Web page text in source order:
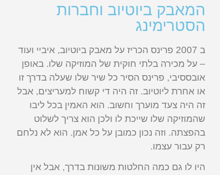
המאבק ביוטיוב וחברות
הסטרימינג
ב 2007 פרינס הכריז על מאבק ביוטיוב, איביי ועוד
– על מכירה בלתי חוקית של המוזיקה שלו. באופן
אובססיבי, פרינס הסיר כל שיר שלו שעלה בדרך זו
או אחרת ליוטיוב. זה היה די קשוח למעריצים, אבל
זה היה צעד מוערך וחשוב. הוא האמין בכל ליבו
שהמוזיקה שלו שייכת לו ולכן הוא צריך לשלוט
בהפצתה. וזה נכון כמובן על כל אמן. הוא לא נלחם
רק עבור עצמו.
היו לו גם כמה החלטות משונות בדרך, אבל אין